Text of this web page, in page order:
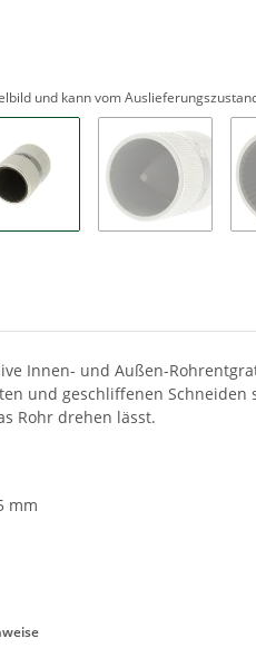
und kann vom
Innen- und Außen-
und geschliffenen
Rohr drehen lässt.
mm